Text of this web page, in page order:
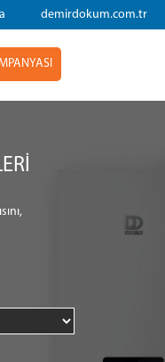
demirdokum.com.tr